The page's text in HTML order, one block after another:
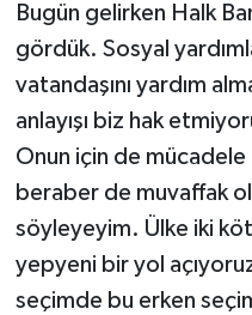
Bugün gelirken Halk
gördük. Sosyal
vatandaşını yardım
anlayışı biz hak
Onun için de
beraber de muvaffak
söyleyeyim. Ülke iki
yepyeni bir yol
seçimde bu erken